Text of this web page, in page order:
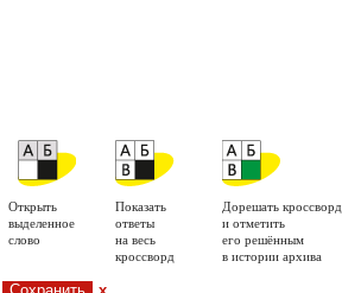
Открыть
выделенное
слово
Показать
ответы
на весь
кроссворд
Дорешать кроссворд
и отметить
его решённым
в истории архива